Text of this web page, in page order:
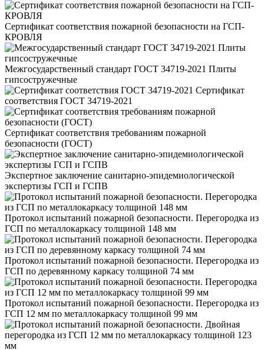
Сертификат соответствия пожарной безопасности на ГСП-
КРОВЛЯ
Межгосударственный стандарт ГОСТ 34719-2021 Плиты
гипсостружечные
Сертификат
соответствия ГОСТ 34719-2021
Сертификат соответствия требованиям пожарной
безопасности (ГОСТ)
Экспертное заключение санитарно-эпидемиологической
экспертизы ГСП и ГСПВ
Протокол испытаний пожарной безопасности. Перегородка из
ГСП по металлокаркасу толщиной 148 мм
Протокол испытаний пожарной безопасности. Перегородка из
ГСП по деревянному каркасу толщиной 74 мм
Протокол испытаний пожарной безопасности. Перегородка из
ГСП 12 мм по металлокаркасу толщиной 99 мм